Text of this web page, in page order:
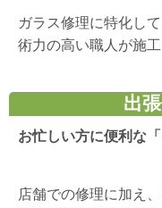
ガラス修理に特化し
術力の高い職人が施工
出
お忙しい方に便利な
店舗での修理に加え